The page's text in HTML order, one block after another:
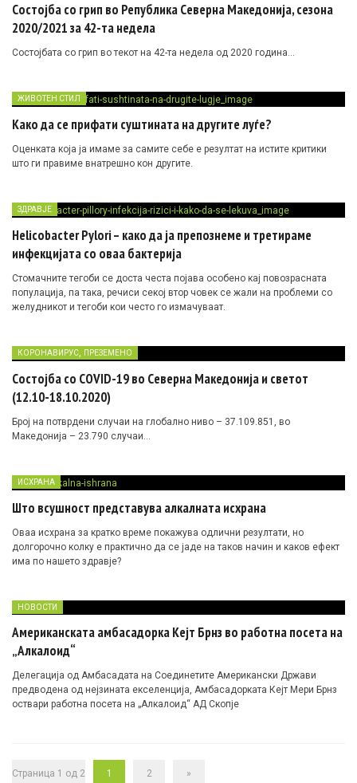
Состојба со грип во Република Северна Македонија, сезона
2020/2021 за 42-та недела
Состојбата со грип во текот на 42-та недела од 2020 година…
ЖИВОТЕН СТИЛ
Како да се прифати суштината на другите луѓе?
Оценката која ја имаме за самите себе е резултат на истите критики
што ги правиме внатрешно кон другите.
ЗДРАВЈЕ
Helicobacter Pylori – како да ја препознеме и третираме
инфекцијата со оваа бактерија
Стомачните тегоби се доста честа појава особено кај повозрасната
популација, па така, речиси секој втор човек се жали на проблеми со
желудникот и тегоби кои често го измачуваат.
КОРОНАВИРУС, ПРЕЗЕМЕНО
Состојба со COVID-19 во Северна Македонија и светот
(12.10-18.10.2020)
Број на потврдени случаи на глобално ниво – 37.109.851, во
Македонија – 23.790 случаи…
ИСХРАНА
Што всушност представува алкалната исхрана
Оваа исхрана за кратко време покажува одлични резултати, но
долгорочно колку е практично да се јаде на таков начин и каков ефект
има по нашето здравје?
НОВОСТИ
Американската амбасадорка Кејт Брнз во работна посета на
„Алкалоид“
Делегација од Амбасадата на Соединетите Американски Држави
предводена од нејзината екселенција, Амбасадорката Кејт Мери Брнз
оствари работна посета на „Алкалоид“ АД Скопје
Страница 1 од 2 1 2 »